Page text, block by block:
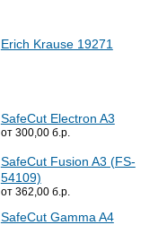
Erich Krause 19271
SafeCut Electron A3
от 300,00 б.р.
SafeCut Fusion A3 (FS-
54109)
от 362,00 б.р.
SafeCut Gamma A4